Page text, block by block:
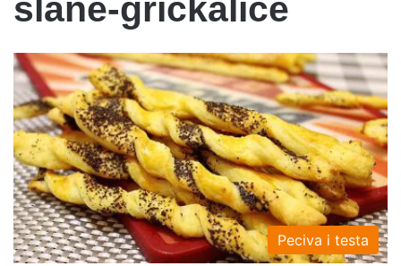
slane-grickalice
Peciva i testa